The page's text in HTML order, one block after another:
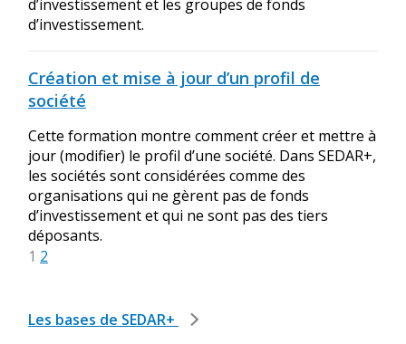
Les bases de SEDAR+
d’investissement et les groupes de fonds
d’investissement.
Création et mise à jour d’un profil de
société
Cette formation montre comment créer et mettre à
jour (modifier) le profil d’une société. Dans SEDAR+,
les sociétés sont considérées comme des
organisations qui ne gèrent pas de fonds
d’investissement et qui ne sont pas des tiers
déposants.
1 2